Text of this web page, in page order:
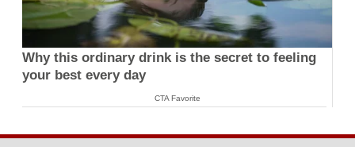
Why this ordinary drink is the secret to feeling
your best every day
CTA Favorite